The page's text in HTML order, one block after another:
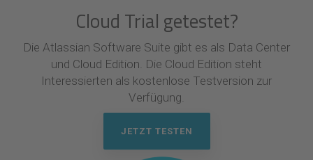
Cloud Trial getestet?
Die Atlassian Software Suite gibt es als Data Center
und Cloud Edition. Die Cloud Edition steht
Interessierten als kostenlose Testversion zur
Verfügung.
JETZT TESTEN